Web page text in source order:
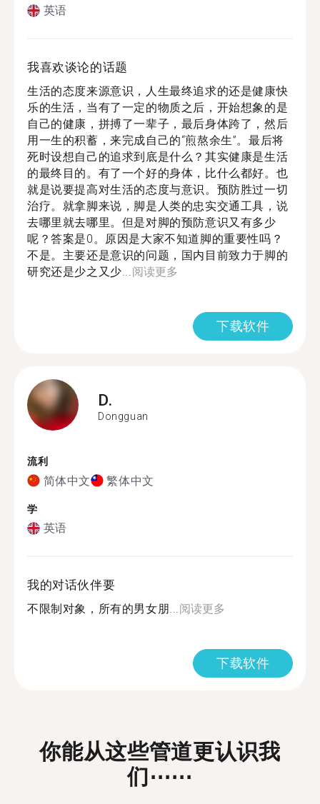
英语
我喜欢谈论的话题
生活的态度来源意识，人生最终追求的还是健康快
乐的生活，当有了一定的物质之后，开始想象的是
自己的健康，拼搏了一辈子，最后身体跨了，然后
用一生的积蓄，来完成自己的“煎熬余生”。最后将
死时设想自己的追求到底是什么？其实健康是生活
的最终目的。有了一个好的身体，比什么都好。也
就是说要提高对生活的态度与意识。预防胜过一切
治疗。就拿脚来说，脚是人类的忠实交通工具，说
去哪里就去哪里。但是对脚的预防意识又有多少
呢？答案是0。原因是大家不知道脚的重要性吗？
不是。主要还是意识的问题，国内目前致力于脚的
研究还是少之又少...阅读更多
下载软件
D.
Dongguan
流利
简体中文 繁体中文
学
英语
我的对话伙伴要
不限制对象，所有的男女朋...阅读更多
下载软件
你能从这些管道更认识我
们⋯⋯